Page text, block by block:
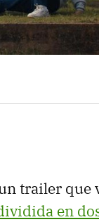
trailer que
en